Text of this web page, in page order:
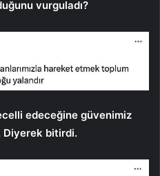
vurguladı?
edeceğine güvenimiz
Diyerek bitirdi.